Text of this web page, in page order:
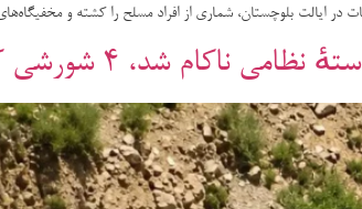
بلوچستان، شماری از افراد مسلح را کشته و مخفیگاه‌های
شد، ۴ شورشی کشته شدند